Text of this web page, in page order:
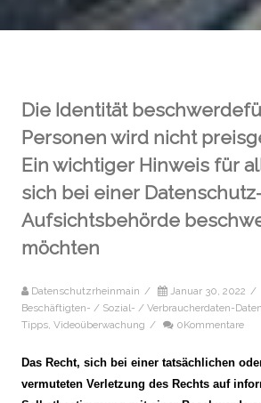
Die Identität
Personen wird nicht
Ein wichtiger Hinweis für
sich bei einer
Aufsichtsbehörde
möchten
Datenschutzrheinmain / Januar 30, 2022 /
Beschäftigten- / Sozial- / Verbraucherdaten-
Tipps, Videoüberwachung / 0Kommentare
Das Recht, sich bei einer tatsächlichen
vermuteten Verletzung des Rechts auf